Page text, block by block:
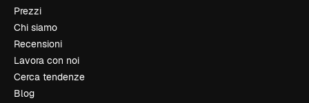
Prezzi
Chi siamo
Recensioni
Lavora con noi
Cerca tendenze
Blog